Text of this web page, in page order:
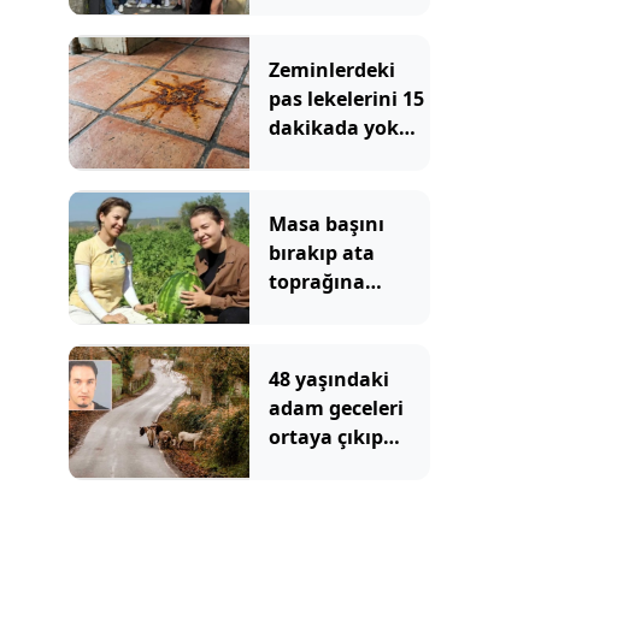
Tamamladı
Zeminlerdeki
pas lekelerini 15
dakikada yok
malzeme yeterli
Masa başını
bırakıp ata
toprağına
kardeş şimdi
herkese ilham
oluyor
48 yaşındaki
adam geceleri
ortaya çıkıp